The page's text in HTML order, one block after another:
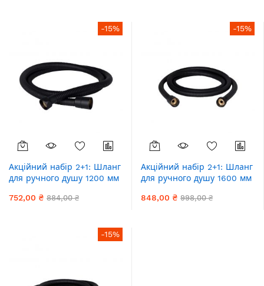
-15%
Акційний набір 2+1: Шланг
для ручного душу 1200 мм
Black Matt
752,00 ₴ 884,00 ₴
-15%
Акційний набір 2+1: Шланг
для ручного душу 1600 мм
Black Matt
848,00 ₴ 998,00 ₴
-15%